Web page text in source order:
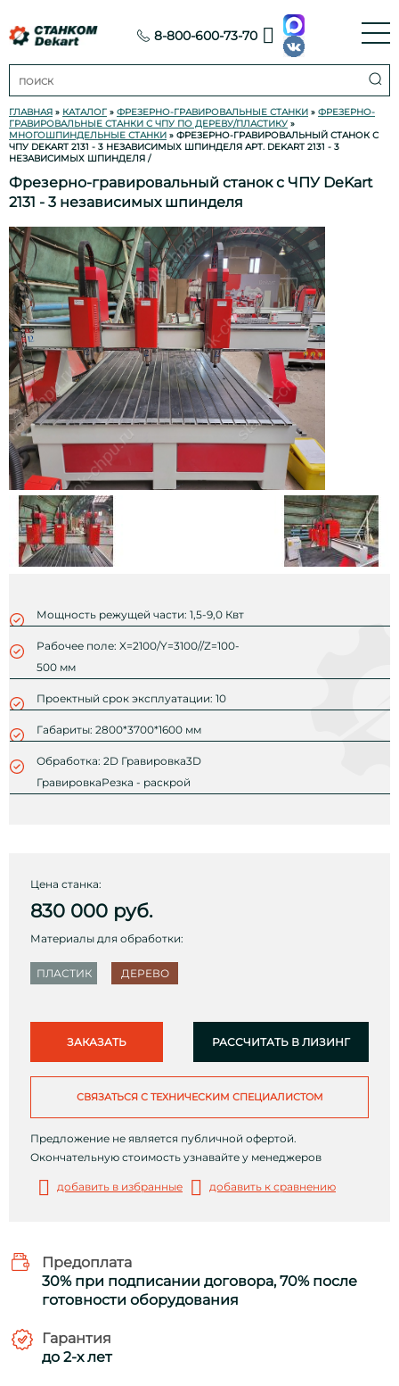
8-800-600-73-70
ГЛАВНАЯ » КАТАЛОГ » ФРЕЗЕРНО-ГРАВИРОВАЛЬНЫЕ СТАНКИ » ФРЕЗЕРНО-
ГРАВИРОВАЛЬНЫЕ СТАНКИ С ЧПУ ПО ДЕРЕВУ/ПЛАСТИКУ »
МНОГОШПИНДЕЛЬНЫЕ СТАНКИ » ФРЕЗЕРНО-ГРАВИРОВАЛЬНЫЙ СТАНОК С
ЧПУ DEKART 2131 - 3 НЕЗАВИСИМЫХ ШПИНДЕЛЯ АРТ. DEKART 2131 - 3
НЕЗАВИСИМЫХ ШПИНДЕЛЯ /
Фрезерно-гравировальный станок с ЧПУ DeKart
2131 - 3 независимых шпинделя
Мощность режущей части: 1,5-9,0 Квт
Рабочее поле: X=2100/Y=3100//Z=100-
500 мм
Проектный срок эксплуатации: 10
Габариты: 2800*3700*1600 мм
Обработка: 2D Гравировка3D
ГравировкаРезка - раскрой
Цена станка:
830 000 руб.
Материалы для обработки:
ПЛАСТИК ДЕРЕВО
ЗАКАЗАТЬ РАССЧИТАТЬ В ЛИЗИНГ
СВЯЗАТЬСЯ С ТЕХНИЧЕСКИМ СПЕЦИАЛИСТОМ
Предложение не является публичной офертой.
Окончательную стоимость узнавайте у менеджеров
добавить в избранные добавить к сравнению
Предоплата
30% при подписании договора, 70% после
готовности оборудования
Гарантия
до 2-х лет